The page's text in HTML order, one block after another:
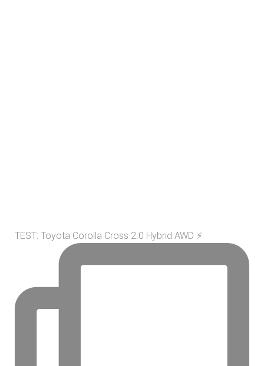
TEST: Toyota Corolla Cross 2.0 Hybrid AWD ⚡️